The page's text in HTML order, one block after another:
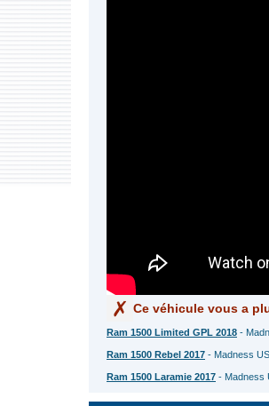
Ce véhicule vous a
Ram 1500 Limited GPL 2018 -
Ram 1500 Rebel 2017 - Madness
Ram 1500 Laramie 2017 - Madness